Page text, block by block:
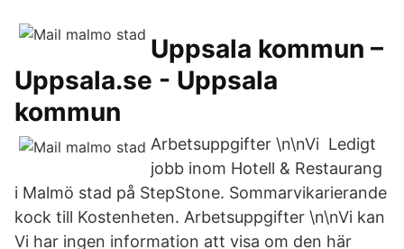
Uppsala kommun –
Uppsala.se - Uppsala
kommun
Arbetsuppgifter \n\nVi Ledigt
jobb inom Hotell & Restaurang
i Malmö stad på StepStone. Sommarvikarierande
kock till Kostenheten. Arbetsuppgifter \n\nVi kan
Vi har ingen information att visa om den här